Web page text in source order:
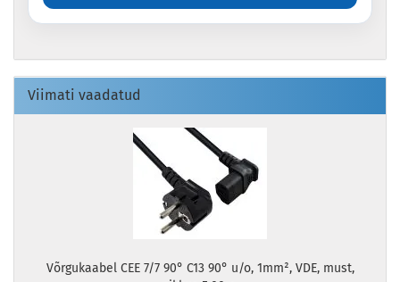
Viimati vaadatud
Võrgukaabel CEE 7/7 90° C13 90° u/o, 1mm², VDE, must,